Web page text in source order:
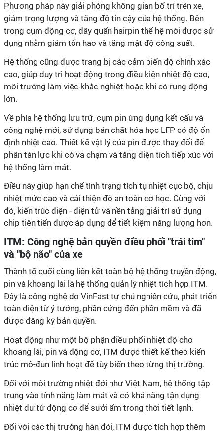
Phương pháp này giải phóng không gian bố trí trên xe,
giảm trọng lượng và tăng độ tin cậy của hệ thống. Bên
trong cụm động cơ, dây quấn hairpin thế hệ mới được sử
dụng nhằm giảm tổn hao và tăng mật độ công suất.
Hệ thống cũng được trang bị các cảm biến độ chính xác
cao, giúp duy trì hoạt động trong điều kiện nhiệt độ cao,
môi trường làm việc khắc nghiệt hoặc khi có rung động
lớn.
Về phía hệ thống lưu trữ, cụm pin ứng dụng kết cấu và
công nghệ mới, sử dụng bản chất hóa học LFP có độ ổn
định nhiệt cao. Thiết kế vật lý của pin được thay đổi để
phân tán lực khi có va chạm và tăng diện tích tiếp xúc với
hệ thống làm mát.
Điều này giúp hạn chế tình trạng tích tụ nhiệt cục bộ, chịu
nhiệt mức cao và cải thiện độ an toàn cơ học. Cùng với
đó, kiến trúc điện - điện tử và nền tảng giải trí sử dụng
chip tiên tiến được áp dụng để tiết kiệm năng lượng hơn.
ITM: Công nghệ bản quyền điều phối "trái tim"
và "bộ não" của xe
Thành tố cuối cùng liên kết toàn bộ hệ thống truyền động,
pin và khoang lái là hệ thống quản lý nhiệt tích hợp ITM.
Đây là công nghệ do VinFast tự chủ nghiên cứu, phát triển
toàn diện từ ý tưởng, phần cứng đến phần mềm và đã
được đăng ký bản quyền.
Hoạt động như một bộ phận điều phối nhiệt độ cho
khoang lái, pin và động cơ, ITM được thiết kế theo kiến
trúc mô-đun linh hoạt để tùy biến theo từng thị trường.
Đối với môi trường nhiệt đới như Việt Nam, hệ thống tập
trung vào tính năng làm mát và có khả năng tận dụng
nhiệt dư từ động cơ để sưởi ấm trong thời tiết lạnh.
Đối với các thị trường hàn đới, ITM được tích hợp thêm